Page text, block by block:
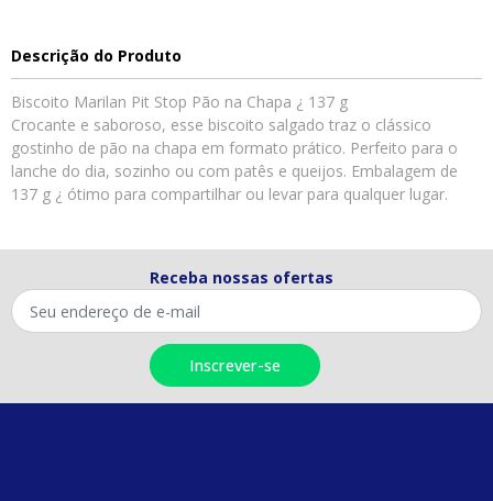
Descrição do Produto
Biscoito Marilan Pit Stop Pão na Chapa ¿ 137 g
Crocante e saboroso, esse biscoito salgado traz o clássico
gostinho de pão na chapa em formato prático. Perfeito para o
lanche do dia, sozinho ou com patês e queijos. Embalagem de
137 g ¿ ótimo para compartilhar ou levar para qualquer lugar.
Receba nossas ofertas